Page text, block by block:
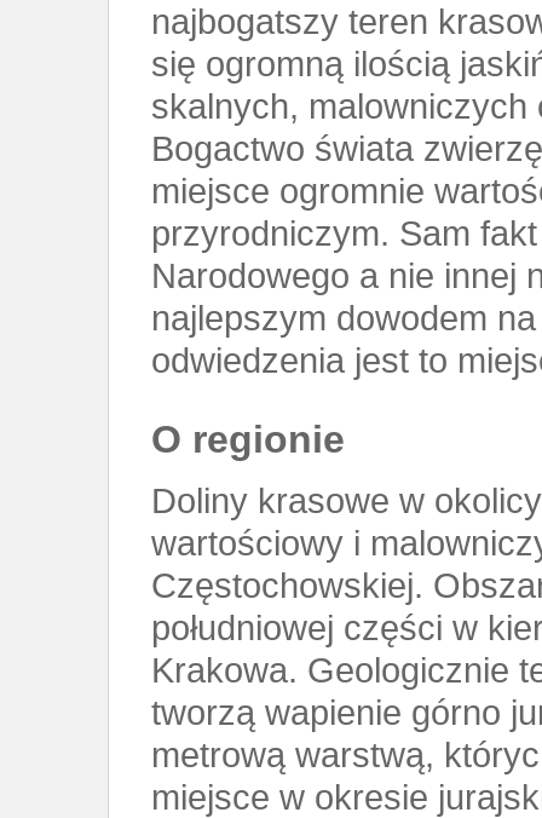
najbogatszy teren
się ogromną ilością
skalnych,
Bogactwo świata
miejsce ogromnie
przyrodniczym. Sam
Narodowego a nie innej
najlepszym dowodem
odwiedzenia jest to
O regionie
Doliny krasowe w
wartościowy i
Częstochowskiej.
południowej części w
Krakowa. Geologicznie
tworzą wapienie górno
metrową warstwą,
miejsce w okresie